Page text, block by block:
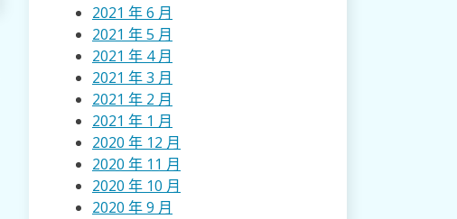
2021 年 6 月
2021 年 5 月
2021 年 4 月
2021 年 3 月
2021 年 2 月
2021 年 1 月
2020 年 12 月
2020 年 11 月
2020 年 10 月
2020 年 9 月